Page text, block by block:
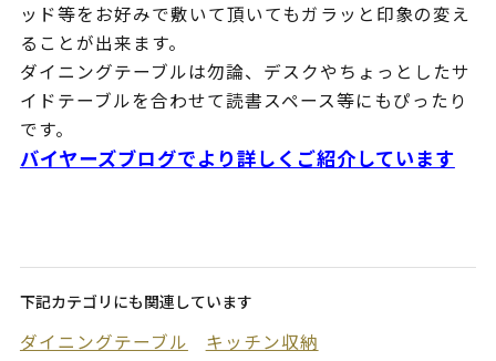
ッド等をお好みで敷いて頂いてもガラッと印象の変え
ることが出来ます。
ダイニングテーブルは勿論、デスクやちょっとしたサ
イドテーブルを合わせて読書スペース等にもぴったり
です。
バイヤーズブログでより詳しくご紹介しています
下記カテゴリにも関連しています
ダイニングテーブル
キッチン収納